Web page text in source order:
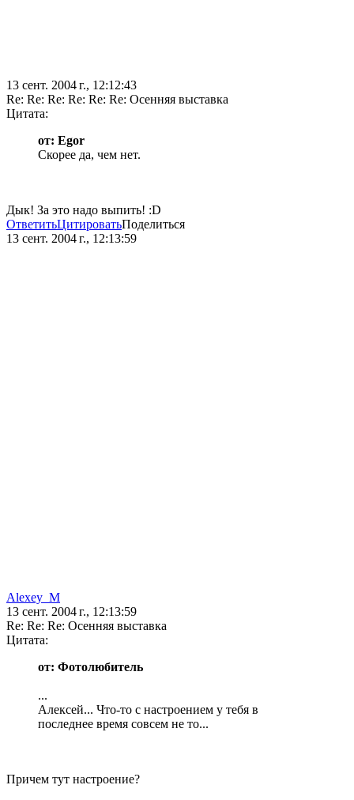
13 сент. 2004 г., 12:12:43
Re: Re: Re: Re: Re: Re: Осенняя выставка
Цитата:
от: Egor
Скорее да, чем нет.
Дык! За это надо выпить! :D
ОтветитьЦитироватьПоделиться
13 сент. 2004 г., 12:13:59
Alexey_M
13 сент. 2004 г., 12:13:59
Re: Re: Re: Осенняя выставка
Цитата:
от: Фотолюбитель
...
Алексей... Что-то с настроением у тебя в
последнее время совсем не то...
Причем тут настроение?